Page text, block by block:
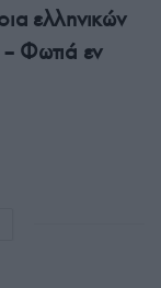
ελληνικών
Φωτιά εν